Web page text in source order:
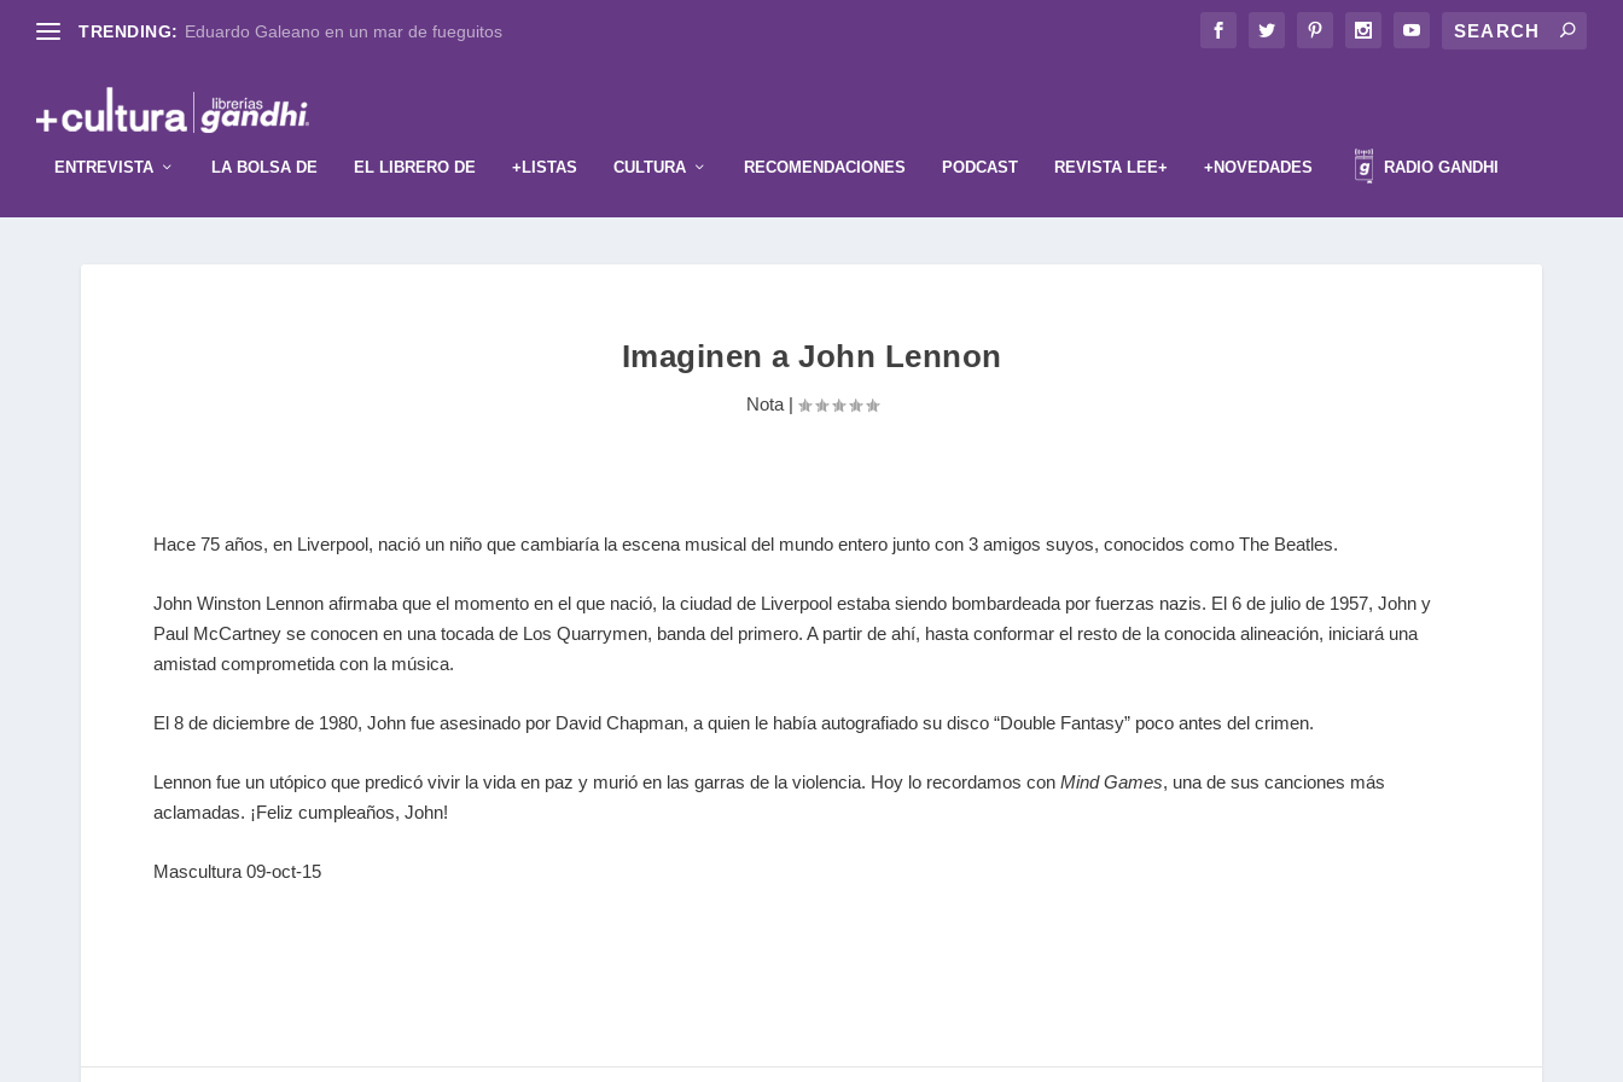
TRENDING: Eduardo Galeano en un mar de fueguitos
ENTREVISTA LA BOLSA DE EL LIBRERO DE +LISTAS CULTURA RECOMENDACIONES PODCAST REVISTA LEE+ +NOVEDADES RADIO GANDHI
Imaginen a John Lennon
Nota|
Hace 75 años, en Liverpool, nació un niño que cambiaría la escena musical del mundo entero junto con 3 amigos suyos, conocidos como The Beatles.
John Winston Lennon afirmaba que el momento en el que nació, la ciudad de Liverpool estaba siendo bombardeada por fuerzas nazis. El 6 de julio de 1957, John y
Paul McCartney se conocen en una tocada de Los Quarrymen, banda del primero. A partir de ahí, hasta conformar el resto de la conocida alineación, iniciará una
amistad comprometida con la música.
El 8 de diciembre de 1980, John fue asesinado por David Chapman, a quien le había autografiado su disco “Double Fantasy” poco antes del crimen.
Lennon fue un utópico que predicó vivir la vida en paz y murió en las garras de la violencia. Hoy lo recordamos conMind Games, una de sus canciones más
aclamadas. ¡Feliz cumpleaños, John!
Mascultura 09-oct-15